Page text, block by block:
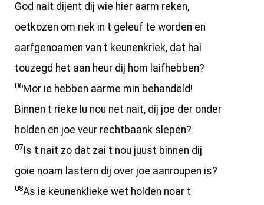
God nait dijent dij wie hier aarm reken,
oetkozen om riek in t geleuf te worden en
aarfgenoamen van t keunenkriek, dat hai
touzegd het aan heur dij hom laifhebben?
06Mor ie hebben aarme min behandeld!
Binnen t rieke lu nou net nait, dij joe der onder
holden en joe veur rechtbaank slepen?
07 Is t nait zo dat zai t nou juust binnen dij
goie noam lastern dij over joe aanroupen is?
08As ie keunenklieke wet holden noar t